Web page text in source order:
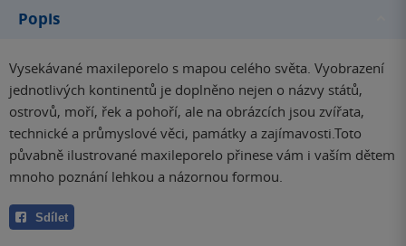
Popis
Vysekávané maxileporelo s mapou celého světa. Vyobrazení
jednotlivých kontinentů je doplněno nejen o názvy států,
ostrovů, moří, řek a pohoří, ale na obrázcích jsou zvířata,
technické a průmyslové věci, památky a zajímavosti.Toto
půvabně ilustrované maxileporelo přinese vám i vaším dětem
mnoho poznání lehkou a názornou formou.
Sdílet